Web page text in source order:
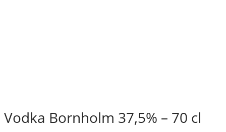
Vodka Bornholm 37,5% – 70 cl